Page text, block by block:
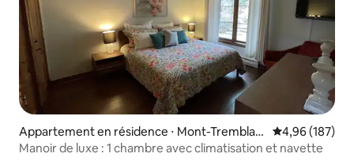
Appartement en résidence ⋅ Mont-Tremblan
t
Évaluation
4,96 (187)
Manoir de luxe : 1 chambre avec climatisation et navette